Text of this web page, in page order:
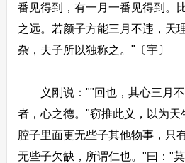
番见得到，有一月一番见得到。
之远。若颜子方能三月不违，天
杂，夫子所以独称之。"〔宇〕
义刚说：""回也，其心三月不
者，心之德。"窃推此义，以为
腔子里面更无些子其他物事，只
无些子欠缺，所谓仁也。"曰："